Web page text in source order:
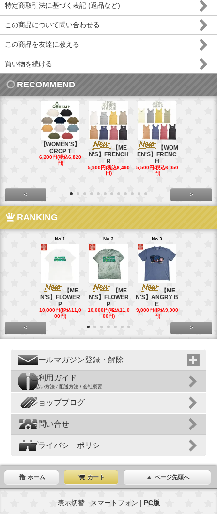
特定商取引法に基づく表記 (返品など)
この商品について問い合わせる
この商品を友達に教える
買い物を続ける
RECOMMEND
【WOMEN'S】
CROP T
6,200円(税込6,820
円)
【ME
N'S】FRENCH
R
5,900円(税込6,490
円)
【WOM
EN'S】FRENC
H
5,500円(税込6,050
円)
< >
RANKING
No.1
【ME
N'S】FLOWER
P
10,000円(税込11,0
00円)
No.2
【ME
N'S】FLOWER
P
10,000円(税込11,0
00円)
No.3
【ME
N'S】ANGRY B
E
9,000円(税込9,900
円)
< >
メールマガジン登録・解除
ご利用ガイド
支払い方法 / 配送方法 / 会社概要
ショップブログ
お問い合せ
プライバシーポリシー
ホーム カート ページ先頭へ
表示切替 : スマートフォン | PC版